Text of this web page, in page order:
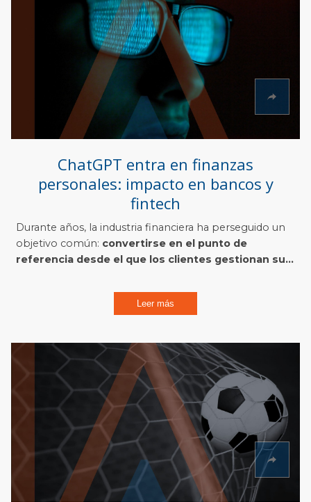
ChatGPT entra en finanzas
personales: impacto en bancos y
fintech
Durante años, la industria financiera ha perseguido un
objetivo común: convertirse en el punto de
referencia desde el que los clientes gestionan su...
Leer más